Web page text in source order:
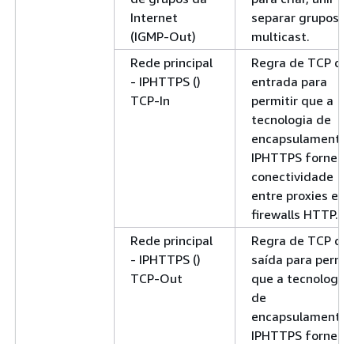
Internet
(IGMP-Out)
separar grupos
multicast.
Rede principal
- IPHTTPS ()
TCP-In
Regra de TCP de
entrada para
permitir que a
tecnologia de
encapsulamento
IPHTTPS forneça
conectividade
entre proxies e
firewalls HTTP.
Rede principal
- IPHTTPS ()
TCP-Out
Regra de TCP de
saída para
que a tecnologia
de
encapsulamento
IPHTTPS forneça